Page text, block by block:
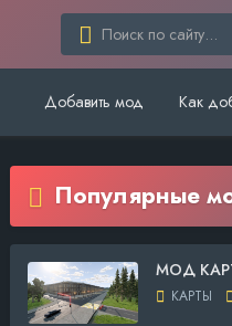
Добавить мод Как
Популярные
МОД
КАРТЫ